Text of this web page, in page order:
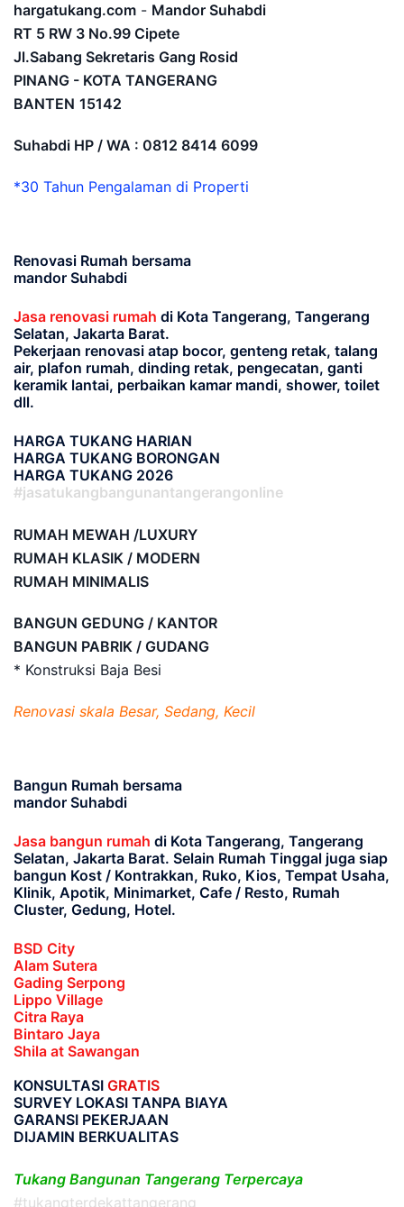
hargatukang.com - Mandor Suhabdi
RT 5 RW 3 No.99 Cipete
Jl.Sabang Sekretaris Gang Rosid
PINANG - KOTA TANGERANG
BANTEN 15142
Suhabdi HP / WA : 0812 8414 6099
*30 Tahun Pengalaman di Properti
Renovasi Rumah bersama
mandor Suhabdi
Jasa renovasi rumah di Kota Tangerang, Tangerang
Selatan, Jakarta Barat.
Pekerjaan renovasi atap bocor, genteng retak, talang
air, plafon rumah, dinding retak, pengecatan, ganti
keramik lantai, perbaikan kamar mandi, shower, toilet
dll.
HARGA TUKANG HARIAN
HARGA TUKANG BORONGAN
HARGA TUKANG 2026
#jasatukangbangunantangerangonline
RUMAH MEWAH /LUXURY
RUMAH KLASIK / MODERN
RUMAH MINIMALIS
BANGUN GEDUNG / KANTOR
BANGUN PABRIK / GUDANG
* Konstruksi Baja Besi
Renovasi skala Besar, Sedang, Kecil
Bangun Rumah bersama
mandor Suhabdi
Jasa bangun rumah di Kota Tangerang, Tangerang
Selatan, Jakarta Barat. Selain Rumah Tinggal juga siap
bangun Kost / Kontrakkan, Ruko, Kios, Tempat Usaha,
Klinik, Apotik, Minimarket, Cafe / Resto, Rumah
Cluster, Gedung, Hotel.
BSD City
Alam Sutera
Gading Serpong
Lippo Village
Citra Raya
Bintaro Jaya
Shila at Sawangan
KONSULTASI GRATIS
SURVEY LOKASI TANPA BIAYA
GARANSI PEKERJAAN
DIJAMIN BERKUALITAS
Tukang Bangunan Tangerang Terpercaya
#tukangterdekattangerang